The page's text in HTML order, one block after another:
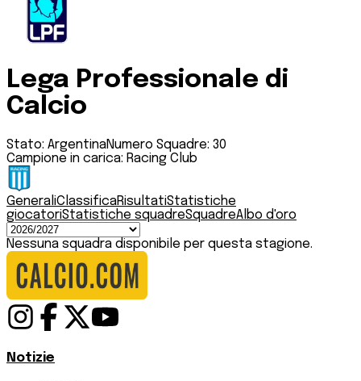
Lega Professionale di
Calcio
Stato: ArgentinaNumero Squadre: 30
Campione in carica: Racing Club
GeneraliClassificaRisultatiStatistiche
giocatoriStatistiche squadreSquadreAlbo d'oro
Nessuna squadra disponibile per questa stagione.
Notizie